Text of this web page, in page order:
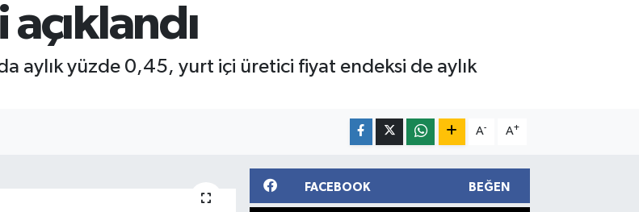
aylık yüzde 0,45, yurt içi üretici fiyat endeksi de aylık
A- A+
FACEBOOK BEĞEN